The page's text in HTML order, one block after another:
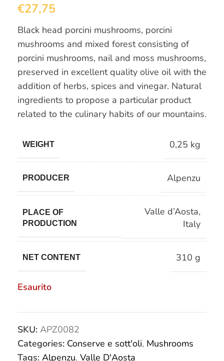
€27,75
Black head porcini mushrooms, porcini
mushrooms and mixed forest consisting of
porcini mushrooms, nail and moss mushrooms,
preserved in excellent quality olive oil with the
addition of herbs, spices and vinegar. Natural
ingredients to propose a particular product
related to the culinary habits of our mountains.
WEIGHT 0,25 kg
PRODUCER Alpenzu
PLACE OF
PRODUCTION
Valle d’Aosta,
Italy
NET CONTENT 310 g
Esaurito
SKU: APZ0082
Categories: Conserve e sott'oli, Mushrooms
Tags: Alpenzu, Valle D'Aosta